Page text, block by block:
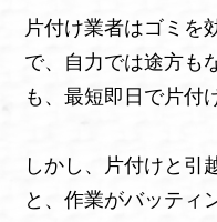
片付け業者はゴミを
で、自力では途方も
も、最短即日で片付
しかし、片付けと引
と、作業がバッティ